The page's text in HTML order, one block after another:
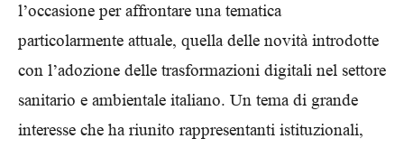
l’occasione per affrontare una tematica
particolarmente attuale, quella delle novità introdotte
con l’adozione delle trasformazioni digitali nel settore
sanitario e ambientale italiano. Un tema di grande
interesse che ha riunito rappresentanti istituzionali,